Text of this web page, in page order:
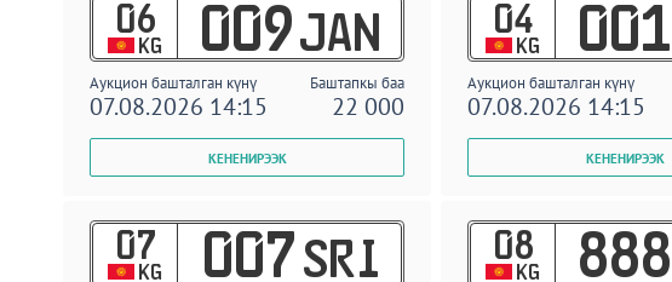
06
KG 009 JAN
Аукцион башталган күнү Баштапкы баа
07.08.2026 14:15 22 000
04
KG 001
Аукцион башталган күнү
07.08.2026 14:15
07
KG 007 SRI 08
KG 888